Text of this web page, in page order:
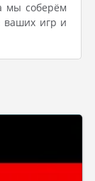
мы соберём
ваших игр и